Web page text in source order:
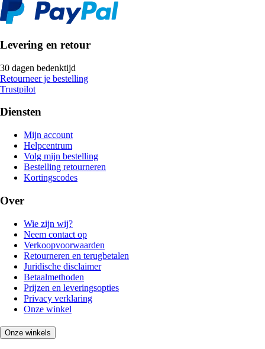
Levering en retour
30 dagen bedenktijd
Retourneer je bestelling
Trustpilot
Diensten
Mijn account
Helpcentrum
Volg mijn bestelling
Bestelling retourneren
Kortingscodes
Over
Wie zijn wij?
Neem contact op
Verkoopvoorwaarden
Retourneren en terugbetalen
Juridische disclaimer
Betaalmethoden
Prijzen en leveringsopties
Privacy verklaring
Onze winkel
Onze winkels